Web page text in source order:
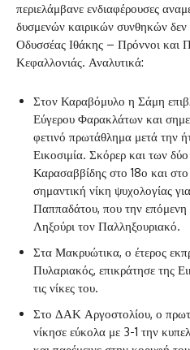
περιελάμβανε ενδιαφέρουσες
δυσμενών καιρικών συνθηκών
Οδυσσέας Ιθάκης – Πρόννοι
Κεφαλλονιάς. Αναλυτικά:
Στον Καραβόμυλο η Σάμη
Εύγερου Φαρακλάτων και
φετινό πρωτάθλημα μετά την
Εικοσιμία. Σκόρερ και των
Καρασαββίδης στο 18ο και
σημαντική νίκη ψυχολογίας
Παππαδάτου, που την επόμενη
Ληξούρι τον Παλληξουριακό.
Στα Μακρυώτικα, ο έτερος
Πυλαριακός, επικράτησε της
τις νίκες του.
Στο ΔΑΚ Αργοστολίου, ο
νίκησε εύκολα με 3-1 την